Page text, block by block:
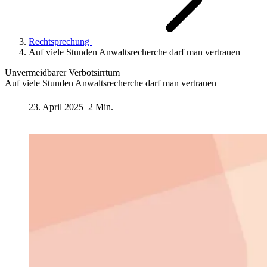
Rechtsprechung
Auf viele Stunden Anwaltsrecherche darf man vertrauen
Unvermeidbarer Verbotsirrtum
Auf viele Stunden Anwaltsrecherche darf man vertrauen
23. April 2025 2 Min.